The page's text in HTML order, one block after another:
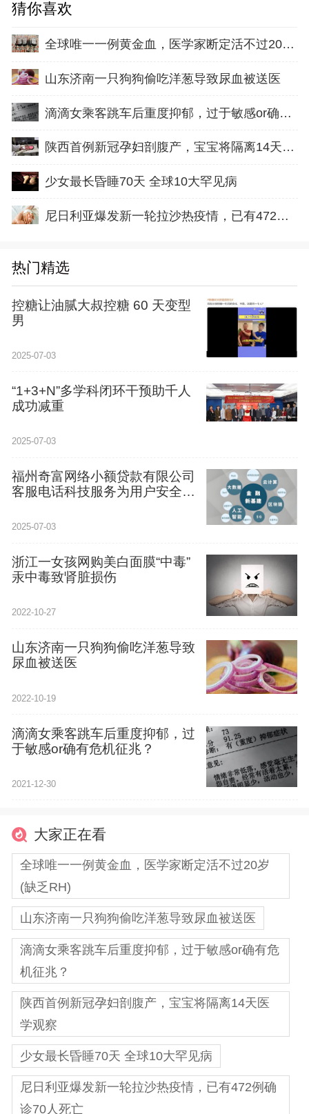
猜你喜欢
全球唯一一例黄金血，医学家断定活不过20岁(缺乏RH)
山东济南一只狗狗偷吃洋葱导致尿血被送医
滴滴女乘客跳车后重度抑郁，过于敏感or确有危机征兆？
陕西首例新冠孕妇剖腹产，宝宝将隔离14天医学观察
少女最长昏睡70天 全球10大罕见病
尼日利亚爆发新一轮拉沙热疫情，已有472例确诊70人死亡
热门精选
控糖让油腻大叔控糖 60 天变型
男
2025-07-03
“1+3+N”多学科闭环干预助千人
成功减重
2025-07-03
福州奇富网络小额贷款有限公司
客服电话科技服务为用户安全升
2025-07-03
浙江一女孩网购美白面膜“中毒”
汞中毒致肾脏损伤
2022-10-27
山东济南一只狗狗偷吃洋葱导致
尿血被送医
2022-10-19
滴滴女乘客跳车后重度抑郁，过
于敏感or确有危机征兆？
2021-12-30
大家正在看
全球唯一一例黄金血，医学家断定活不过20岁
(缺乏RH)
山东济南一只狗狗偷吃洋葱导致尿血被送医
滴滴女乘客跳车后重度抑郁，过于敏感or确有危
机征兆？
陕西首例新冠孕妇剖腹产，宝宝将隔离14天医
学观察
少女最长昏睡70天 全球10大罕见病
尼日利亚爆发新一轮拉沙热疫情，已有472例确
诊70人死亡